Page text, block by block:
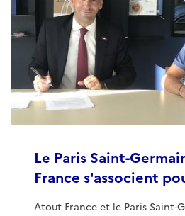
Le Paris Saint-
France s'associent
Atout France et le Paris Saint-